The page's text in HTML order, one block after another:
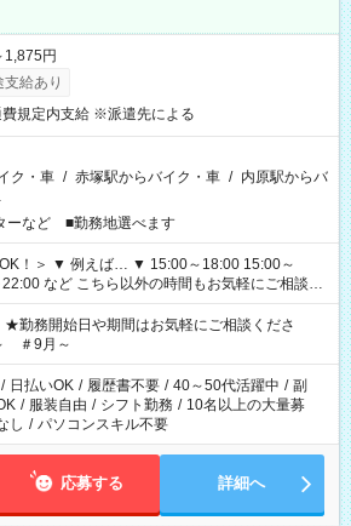
1,875円
給あり
費規定内支給 ※派遣先による
ク・車 / 赤塚駅からバイク・車 / 内原駅からバ
ーなど ■勤務地選べます
～18:00 15:00～
時間もお気軽にご相談く
勤務開始日や期間はお気軽にご相談くださ
＃9月～
/ 日払いOK / 履歴書不要 / 40～50代活躍中 / 副
/ 服装自由 / シフト勤務 / 10名以上の大量募
し / パソコンスキル不要
応募する 詳細へ